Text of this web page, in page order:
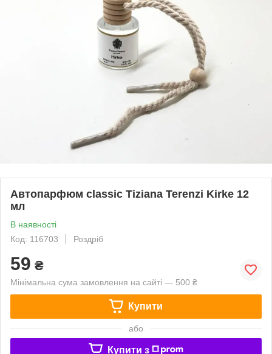
Автопарфюм classic Tiziana Terenzi Kirke 12
мл
В наявності
Код: 116703
Роздріб
59 ₴
Мінімальна сума замовлення на сайті — 500 ₴
Купити
або
Купити з